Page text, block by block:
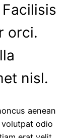
orci.
nisl.
aenean
odio